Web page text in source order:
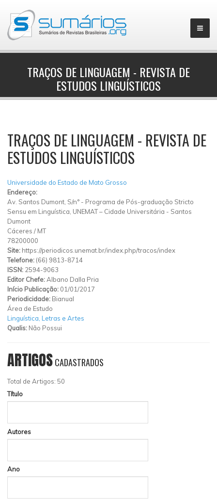
TRAÇOS DE LINGUAGEM - REVISTA DE
ESTUDOS LINGUÍSTICOS
TRAÇOS DE LINGUAGEM - REVISTA DE
ESTUDOS LINGUÍSTICOS
Universidade do Estado de Mato Grosso
Endereço:
Av. Santos Dumont, S/n° - Programa de Pós-graduação Stricto
Sensu em Linguística, UNEMAT – Cidade Universitária - Santos
Dumont
Cáceres / MT
78200000
Site: https://periodicos.unemat.br/index.php/tracos/index
Telefone: (66) 9813-8714
ISSN: 2594-9063
Editor Chefe:Albano Dalla Pria
Início Publicação: 01/01/2017
Periodicidade: Bianual
Área de Estudo
Linguística, Letras e Artes
Qualis: Não Possui
ARTIGOSCADASTRADOS
Total de Artigos: 50
Título
Autores
Ano